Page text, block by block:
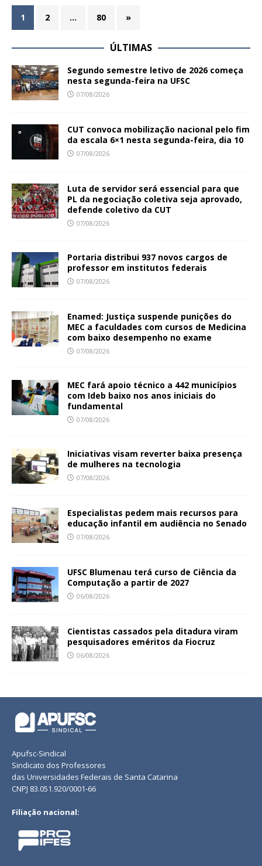
1 2 … 80 »
ÚLTIMAS
Segundo semestre letivo de 2026 começa
nesta segunda-feira na UFSC
07/08/2026
CUT convoca mobilização nacional pelo fim
da escala 6×1 nesta segunda-feira, dia 10
07/08/2026
Luta de servidor será essencial para que
PL da negociação coletiva seja aprovado,
defende coletivo da CUT
07/08/2026
Portaria distribui 937 novos cargos de
professor em institutos federais
07/08/2026
Enamed: Justiça suspende punições do
MEC a faculdades com cursos de Medicina
com baixo desempenho no exame
07/08/2026
MEC fará apoio técnico a 442 municípios
com Ideb baixo nos anos iniciais do
fundamental
07/08/2026
Iniciativas visam reverter baixa presença
de mulheres na tecnologia
07/08/2026
Especialistas pedem mais recursos para
educação infantil em audiência no Senado
07/08/2026
UFSC Blumenau terá curso de Ciência da
Computação a partir de 2027
06/08/2026
Cientistas cassados pela ditadura viram
pesquisadores eméritos da Fiocruz
06/08/2026
Apufsc-Sindical
Sindicato dos Professores
das Universidades Federais de Santa Catarina
CNPJ 83.051.920/0001-66
Filiação nacional: